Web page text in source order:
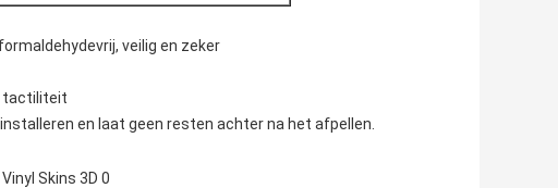
veilig en zeker
tactiliteit
en laat geen resten achter na het afpellen.